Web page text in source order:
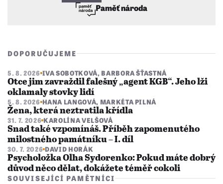
Paměť národa
DOPORUČUJEME
5. 8. 2026 IVA SOBOTKOVÁ, BARBORA ŠŤASTNÁ
Otce jim zavraždil falešný „agent KGB“. Jeho lži
oklamaly stovky lidí
5. 8. 2026 HANA LANGOVÁ, MARKÉTA PILNÁ
Žena, která neztratila křídla
31. 7. 2026 KAROLÍNA VELŠOVÁ
Snad také vzpomínáš. Příběh zapomenutého
milostného památníku – I. díl
30. 7. 2026 DAVID HORÁK
Psycholožka Olha Sydorenko: Pokud máte dobrý
důvod něco dělat, dokážete téměř cokoli
SOUVISEJÍCÍ PAMĚTNÍCI